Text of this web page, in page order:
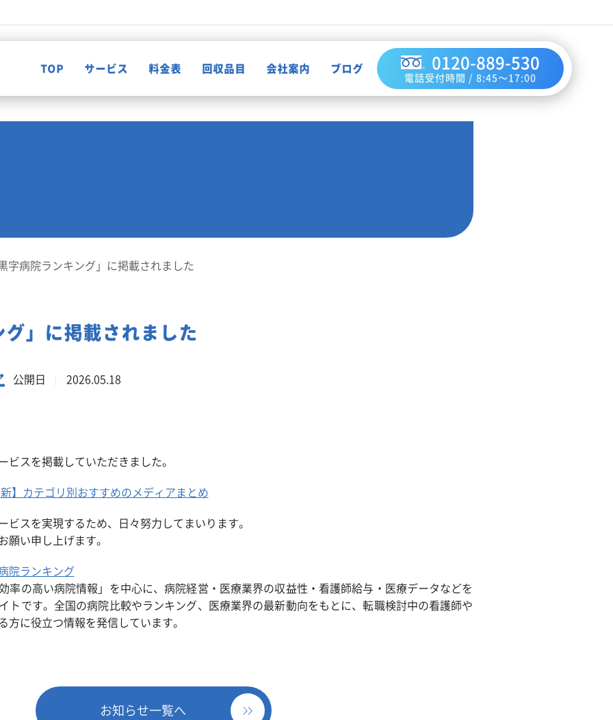
TOP サービス
事業系一般廃棄物の定期回収
料金表 回収品目 会社案内 ブログ 0120-889-530
電話受付時間 / 8:45～17:00
字病院ランキング」に掲載されました
」に掲載されました
公開日 2026.05.18
ビスを掲載していただきました。
】カテゴリ別おすすめのメディアまとめ
ビスを実現するため、日々努力してまいります。
願い申し上げます。
院ランキング
率の高い病院情報」を中心に、病院経営・医療業界の収益性・看護師給与・医療データなどを
トです。全国の病院比較やランキング、医療業界の最新動向をもとに、転職検討中の看護師や
方に役立つ情報を発信しています。
お知らせ一覧へ